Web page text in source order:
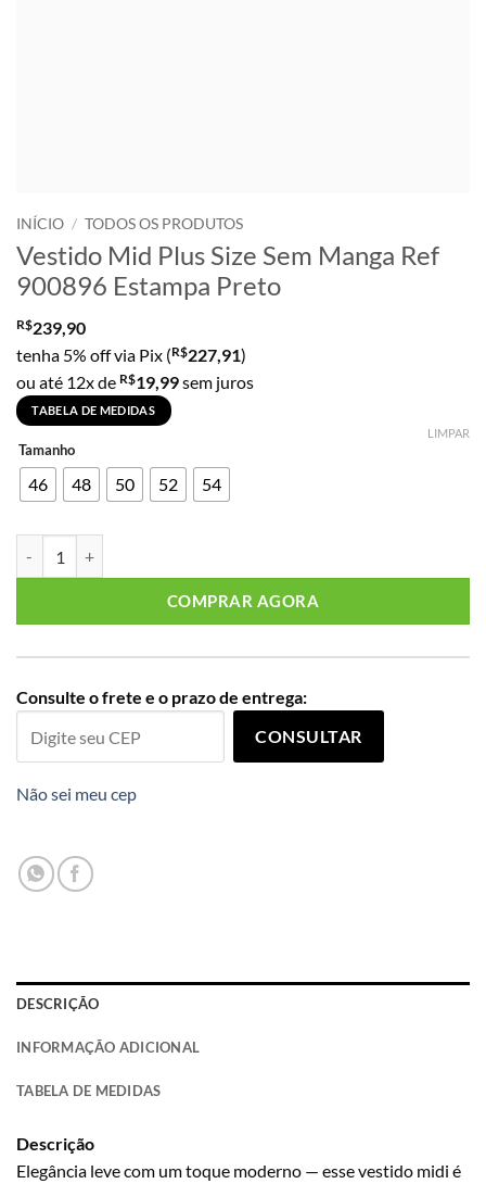
INÍCIO / TODOS OS PRODUTOS
Vestido Mid Plus Size Sem Manga Ref
900896 Estampa Preto
R$239,90
tenha 5% off via Pix (R$227,91)
ou até 12x de R$19,99sem juros
TABELA DE MEDIDAS
Tamanho
46 48 50 52 54
LIMPAR
COMPRAR AGORA
Consulte o frete e o prazo de entrega:
CONSULTAR
Não sei meu cep
DESCRIÇÃO
INFORMAÇÃO ADICIONAL
TABELA DE MEDIDAS
Descrição
Elegância leve com um toque moderno — esse vestido midi é